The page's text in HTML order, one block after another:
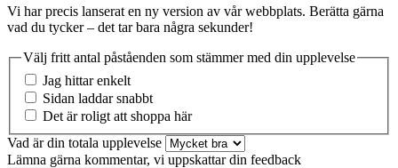
Vi har precis lanserat en ny version av vår webbplats. Berätta gärna
vad du tycker – det tar bara några sekunder!
Välj fritt antal påståenden som stämmer med din upplevelse
Jag hittar enkelt
Sidan laddar snabbt
Det är roligt att shoppa här
Vad är din totala upplevelse
Lämna gärna kommentar, vi uppskattar din feedback